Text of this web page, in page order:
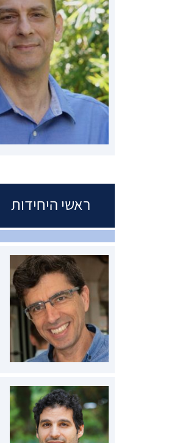
ראשי היחידות